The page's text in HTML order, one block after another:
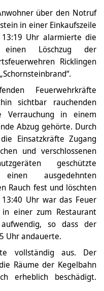
über den Notruf
in einer Einkaufszeile
13:19 Uhr alarmierte die
einen Löschzug der
Ricklingen
Feuerwehrkräfte
sichtbar rauchenden
Verrauchung in einem
Abzug gehörte. Durch
Einsatzkräfte Zugang
und verschlossenen
geschützte
ausgedehnten
Rauch fest und löschten
Uhr war das Feuer
einer zum Restaurant
so dass der
Uhr andauerte.
vollständig aus. Der
Räume der Kegelbahn
erheblich beschädigt.